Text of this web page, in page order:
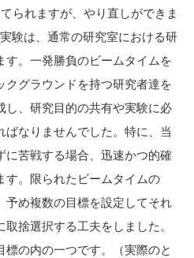
られますが、やり直しができま
験は、通常の研究室における研
す。一発勝負のビームタイムを
クグラウンドを持つ研究者達を
し、研究目的の共有や実験に必
なりませんでした。特に、当
に苦戦する場合、迅速かつ的確
す。限られたビームタイムの
予め複数の目標を設定してそれ
捨選択する工夫をしました。
の内の一つです。（実際のと